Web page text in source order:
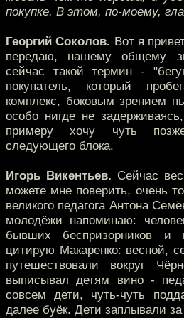
покупке. В этом, по-моему,
Георгий Соколов. Вот я
передаю, нашему общему
сейчас такой термин -
покупатель, который
комплекс, боковым зрением
особо нигде не
примеру хочу чуть
следующего блока.
Игорь Викентьев. Сейчас
можете мне поверить, очень
великого педагога Антона
молодёжи напоминаю:
бывших беспризорников и
цитирую Макаренко: весной,
путешествовали вокруг
выписывал детям вино -
совсем дети, чуть-чуть
далее буёк. Дети заплывали за